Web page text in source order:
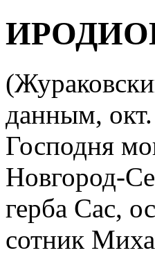
данным,
Господня
Новгород-
герба Сас,
сотник